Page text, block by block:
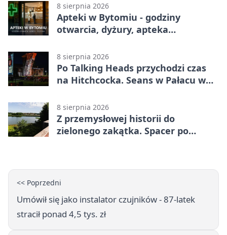
8 sierpnia 2026
Apteki w Bytomiu - godziny
otwarcia, dyżury, apteka
8 sierpnia 2026
Po Talking Heads przychodzi czas
na Hitchcocka. Seans w Pałacu w
8 sierpnia 2026
Z przemysłowej historii do
zielonego zakątka. Spacer po
<< Poprzedni
Umówił się jako instalator czujników - 87-latek
stracił ponad 4,5 tys. zł